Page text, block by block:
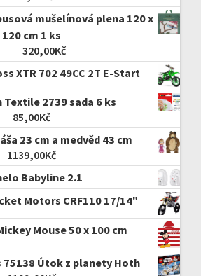
mušelínová plena 120 x
120 cm 1 ks
320,00Kč
XTR 702 49CC 2T E-Start
Textile 2739 sada 6 ks
85,00Kč
23 cm a medvěd 43 cm
1139,00Kč
Babyline 2.1
Motors CRF110 17/14"
Mouse 50 x 100 cm
75138 Útok z planety Hoth